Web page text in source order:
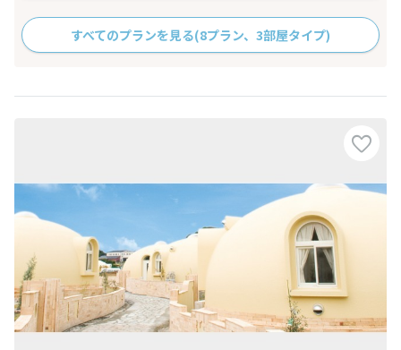
すべてのプランを見る(8プラン、3部屋タイプ)